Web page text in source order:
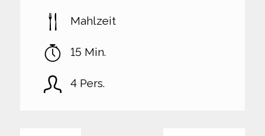
Mahlzeit
15 Min.
4 Pers.